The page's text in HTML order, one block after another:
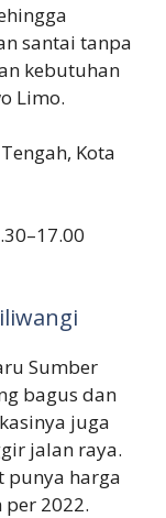
santai tanpa
kebutuhan
Limo.
Kota
Sumber
bagus dan
juga
jalan raya.
punya harga
2022.